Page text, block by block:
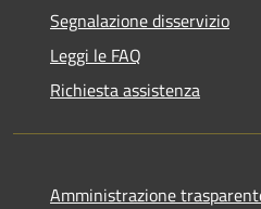
Segnalazione disservizio
Leggi le FAQ
Richiesta assistenza
Amministrazione